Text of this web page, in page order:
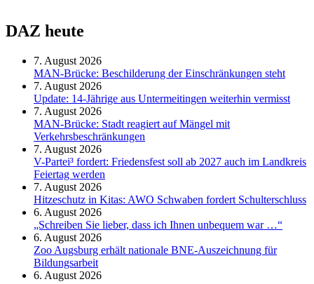
DAZ heute
7. August 2026
MAN-Brücke: Beschilderung der Einschränkungen steht
7. August 2026
Update: 14-Jährige aus Untermeitingen weiterhin vermisst
7. August 2026
MAN-Brücke: Stadt reagiert auf Mängel mit
Verkehrsbeschränkungen
7. August 2026
V-Partei­³ fordert: Friedens­fest soll ab 2027 auch im Land­kreis
Feier­tag werden
7. August 2026
Hitzeschutz in Kitas: AWO Schwaben fordert Schulterschluss
6. August 2026
„Schreiben Sie lieber, dass ich Ihnen unbequem war …“
6. August 2026
Zoo Augsburg erhält nationale BNE-Auszeichnung für
Bildungsarbeit
6. August 2026